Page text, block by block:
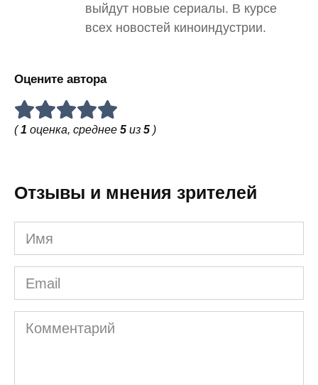
выйдут новые сериалы. В курсе
всех новостей киноиндустрии.
Оцените автора
(1 оценка, среднее 5 из 5 )
Отзывы и мнения зрителей
Имя
Email
Комментарий